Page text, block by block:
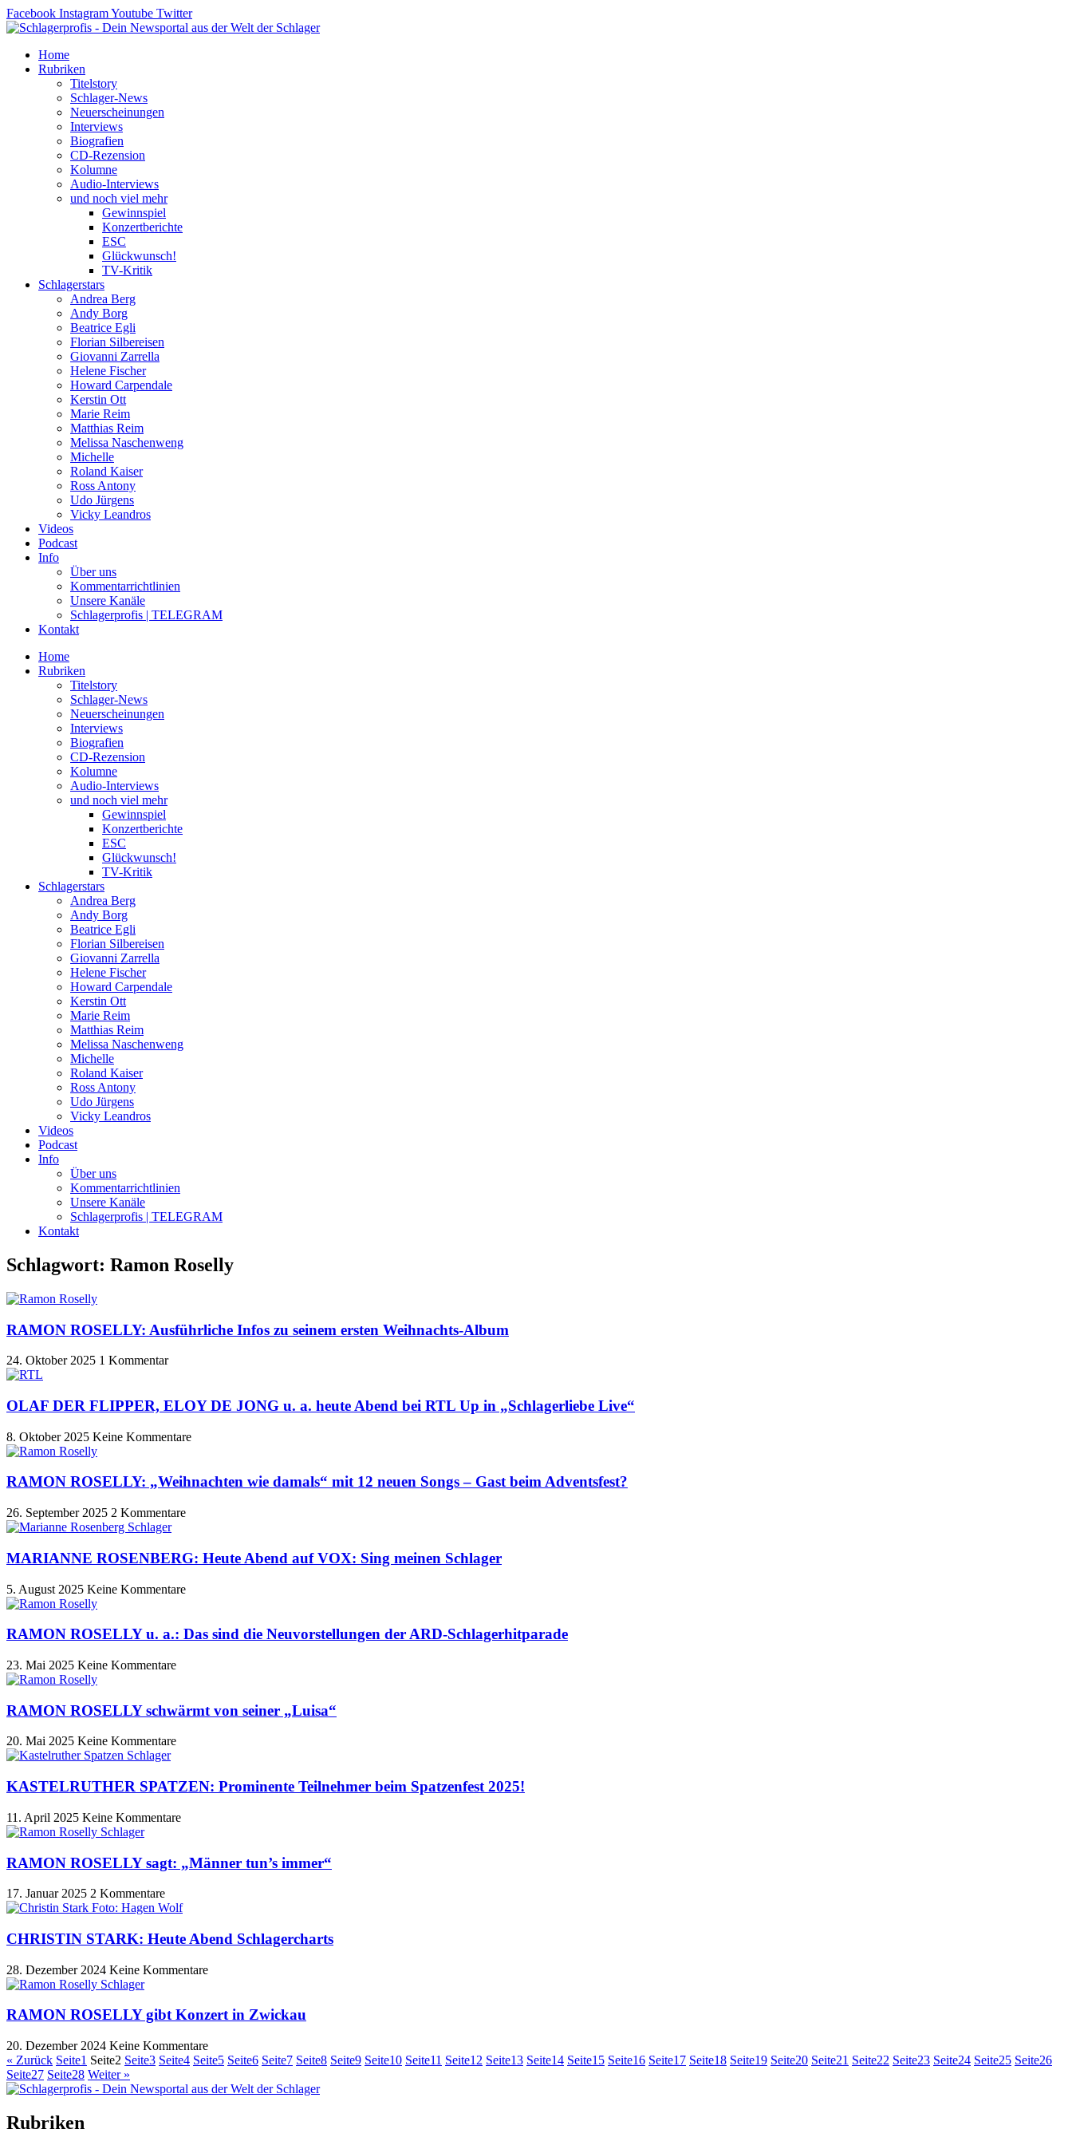
Zum
Inhalt
Facebook InstagramYoutube Twitter
Home
Rubriken
Titelstory
Schlager-News
Neuerscheinungen
Interviews
Biografien
CD-Rezension
Kolumne
Audio-Interviews
und noch viel mehr
Gewinnspiel
Konzertberichte
ESC
Glückwunsch!
TV-Kritik
Schlagerstars
Andrea Berg
Andy Borg
Beatrice Egli
Florian Silbereisen
Giovanni Zarrella
Helene Fischer
Howard Carpendale
Kerstin Ott
Marie Reim
Matthias Reim
Melissa Naschenweng
Michelle
Roland Kaiser
Ross Antony
Udo Jürgens
Vicky Leandros
Videos
Podcast
Info
Über uns
Kommentarrichtlinien
Unsere Kanäle
Schlagerprofis | TELEGRAM
Kontakt
Home
Rubriken
Titelstory
Schlager-News
Neuerscheinungen
Interviews
Biografien
CD-Rezension
Kolumne
Audio-Interviews
und noch viel mehr
Gewinnspiel
Konzertberichte
ESC
Glückwunsch!
TV-Kritik
Schlagerstars
Andrea Berg
Andy Borg
Beatrice Egli
Florian Silbereisen
Giovanni Zarrella
Helene Fischer
Howard Carpendale
Kerstin Ott
Marie Reim
Matthias Reim
Melissa Naschenweng
Michelle
Roland Kaiser
Ross Antony
Udo Jürgens
Vicky Leandros
Videos
Podcast
Info
Über uns
Kommentarrichtlinien
Unsere Kanäle
Schlagerprofis | TELEGRAM
Kontakt
Schlagwort: Ramon Roselly
RAMON ROSELLY: Ausführliche Infos zu seinem ersten Weihnachts-Album
24. Oktober 2025 1 Kommentar
OLAF DER FLIPPER, ELOY DE JONG u. a. heute Abend bei RTL Up in „Schlagerliebe Live“
8. Oktober 2025 Keine Kommentare
RAMON ROSELLY: „Weihnachten wie damals“ mit 12 neuen Songs – Gast beim Adventsfest?
26. September 2025 2 Kommentare
MARIANNE ROSENBERG: Heute Abend auf VOX: Sing meinen Schlager
5. August 2025 Keine Kommentare
RAMON ROSELLY u. a.: Das sind die Neuvorstellungen der ARD-Schlagerhitparade
23. Mai 2025 Keine Kommentare
RAMON ROSELLY schwärmt von seiner „Luisa“
20. Mai 2025 Keine Kommentare
KASTELRUTHER SPATZEN: Prominente Teilnehmer beim Spatzenfest 2025!
11. April 2025 Keine Kommentare
RAMON ROSELLY sagt: „Männer tun’s immer“
17. Januar 2025 2 Kommentare
CHRISTIN STARK: Heute Abend Schlagercharts
28. Dezember 2024 Keine Kommentare
RAMON ROSELLY gibt Konzert in Zwickau
20. Dezember 2024 Keine Kommentare
« Zurück Seite1 Seite2 Seite3 Seite4 Seite5 Seite6 Seite7 Seite8 Seite9 Seite10 Seite11 Seite12 Seite13 Seite14 Seite15 Seite16 Seite17 Seite18 Seite19 Seite20 Seite21 Seite22 Seite23 Seite24 Seite25 Seite26
Seite27 Seite28 Weiter »
Rubriken